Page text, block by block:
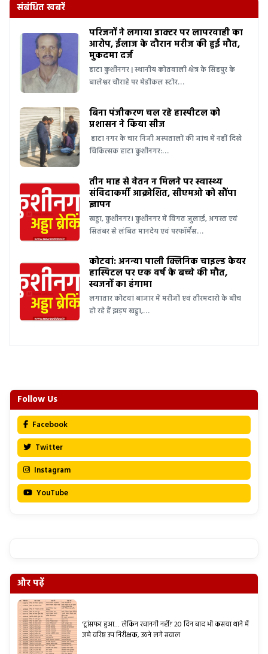
संबंधित खबरें
परिजनों ने लगाया डाक्टर पर लापरवाही का
आरोप, ईलाज के दौरान मरीज की हुई मौत,
मुकदमा दर्ज
हाटा कुशीनगर | स्थानीय कोतवाली क्षेत्र के सिंहपुर के
बालेश्वर चौराहे पर मेडीकल स्टोर…
बिना पंजीकरण चल रहे हास्पीटल को
प्रशासन ने किया सीज
हाटा नगर के चार निजी अस्पतालों की जांच में नहीं दिखे
चिकित्सक हाटा कुशीनगर:…
तीन माह से वेतन न मिलने पर स्वास्थ्य
संविदाकर्मी आक्रोशित, सीएमओ को सौंपा
ज्ञापन
खड्डा, कुशीनगर। कुशीनगर में विगत जुलाई, अगस्त एवं
सितंबर से लंबित मानदेय एवं परफॉर्मेंस…
कोटवां: अनन्या पाली क्लिनिक चाइल्ड केयर
हास्पिटल पर एक वर्ष के बच्चे की मौत,
स्वजनों का हंगामा
लगातार कोटवां बाजार में मरीजों एवं तीरमदारो के बीच
हो रहे हैं झड़प खड्डा,…
Follow Us
Facebook
Twitter
Instagram
YouTube
और पढ़ें
‘ट्रांसफर हुआ… लेकिन रवानगी नहीं!’ 20 दिन बाद भी कसया थाने में
जमे वरिष्ठ उप निरीक्षक, उठने लगे सवाल